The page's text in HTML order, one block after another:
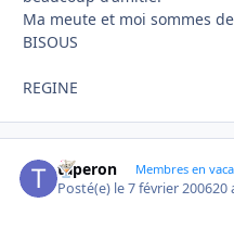
Ma meute et moi sommes
BISOUS
REGINE
taperon Membres en
Posté(e) le 7 février 200620